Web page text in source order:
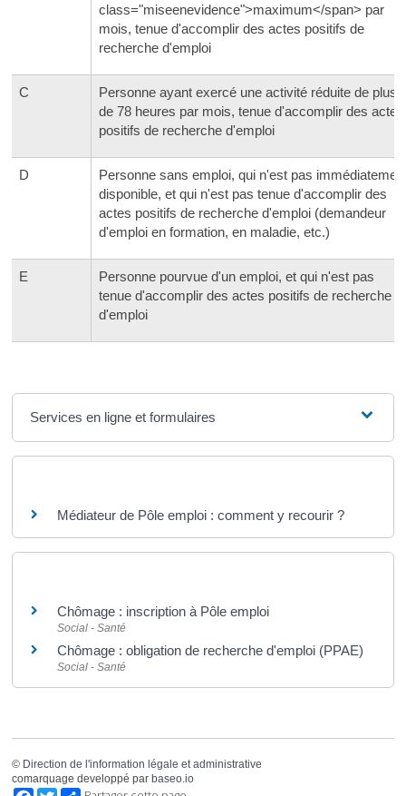
class="miseenevidence">maximum</span> par
mois, tenue d'accomplir des actes positifs de
recherche d'emploi
C
Personne ayant exercé une activité réduite de plus
de 78 heures par mois, tenue d'accomplir des actes
positifs de recherche d'emploi
D
Personne sans emploi, qui n'est pas
disponible, et qui n'est pas tenue d'accomplir des
actes positifs de recherche d'emploi (demandeur
d'emploi en formation, en maladie, etc.)
E
Personne pourvue d'un emploi, et qui n'est pas
tenue d'accomplir des actes positifs de recherche
d'emploi
Services en ligne et formulaires
Médiateur de Pôle emploi : comment y recourir ?
Chômage : inscription à Pôle emploi
Social - Santé
Chômage : obligation de recherche d'emploi (PPAE)
Social - Santé
© Direction de l'information légale et administrative
comarquage developpé par baseo.io